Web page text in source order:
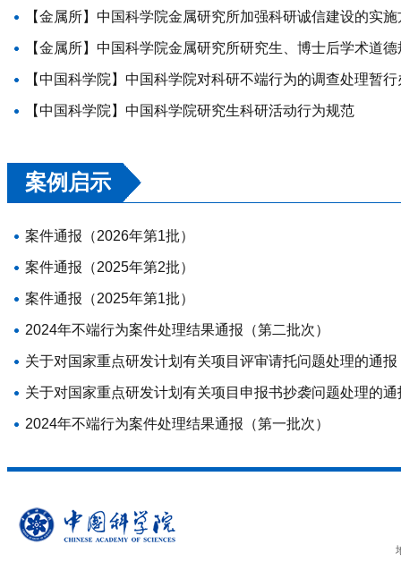
【金属所】中国科学院金属研究所加强科研诚信建设的实
【金属所】中国科学院金属研究所研究生、博士后学术道
【中国科学院】中国科学院对科研不端行为的调查处理暂行
【中国科学院】中国科学院研究生科研活动行为规范
案例启示
案件通报（2026年第1批）
案件通报（2025年第2批）
案件通报（2025年第1批）
2024年不端行为案件处理结果通报（第二批次）
关于对国家重点研发计划有关项目评审请托问题处理的通报
关于对国家重点研发计划有关项目申报书抄袭问题处理的通
2024年不端行为案件处理结果通报（第一批次）